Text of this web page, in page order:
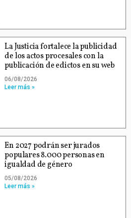
La Justicia fortalece la publicidad
de los actos procesales con la
publicación de edictos en su web
06/08/2026
Leer más »
En 2027 podrán ser jurados
populares 8.000 personas en
igualdad de género
05/08/2026
Leer más »